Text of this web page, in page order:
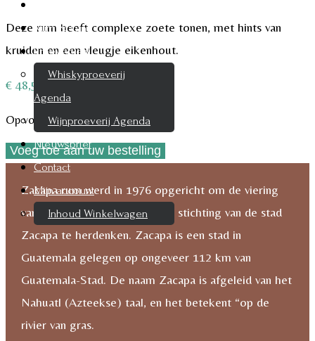
Rum & Gin
Proeverijen
Whiskyproeverij
Agenda
Wijnproeverij Agenda
Nieuwsbrief
Contact
Mijn account
Inhoud Winkelwagen
Deze rum heeft complexe zoete tonen, met hints van
kruiden en een vleugje eikenhout.
€ 48,50
Op voorraad
Ron
Zacapa
Solera
Gran
Reserva
aantal
Voeg toe aan uw bestelling
Zacapa rum werd in 1976 opgericht om de viering
van de 100e verjaardag van de stichting van de stad
Zacapa te herdenken. Zacapa is een stad in
Guatemala gelegen op ongeveer 112 km van
Guatemala-Stad. De naam Zacapa is afgeleid van het
Nahuatl (Azteekse) taal, en het betekent “op de
rivier van gras.